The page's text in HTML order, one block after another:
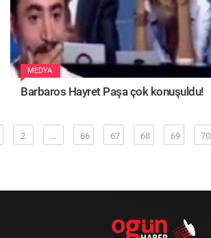
MEDYA
Barbaros Hayret Paşa çok konuşuldu!
2 ... 66 67 68 69 70